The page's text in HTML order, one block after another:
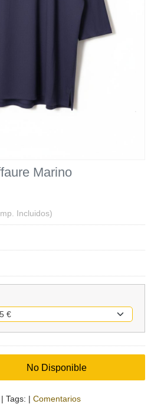
Marino
Incluidos)
No Disponible
| Tags: | Comentarios